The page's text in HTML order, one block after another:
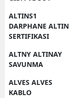
ALTINS1
DARPHANE ALTIN
SERTIFIKASI
ALTNY ALTINAY
SAVUNMA
ALVES ALVES
KABLO